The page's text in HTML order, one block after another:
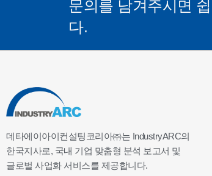
문의를 남겨주시면
다.
데타에이아이컨설팅코리아㈜는 IndustryARC의
한국지사로, 국내 기업 맞춤형 분석 보고서 및
글로벌 사업화 서비스를 제공합니다.